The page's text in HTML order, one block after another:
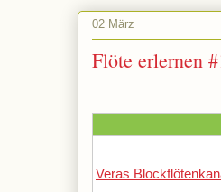
02 März
Flöte erlernen
Veras